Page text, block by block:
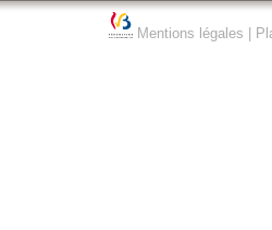
Mentions légales